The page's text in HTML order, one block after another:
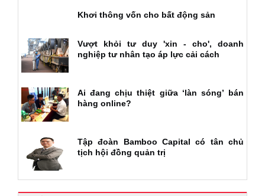
Khơi thông vốn cho bất động sản
Vượt khỏi tư duy 'xin - cho', doanh
nghiệp tư nhân tạo áp lực cải cách
Ai đang chịu thiệt giữa ‘làn sóng’ bán
hàng online?
Tập đoàn Bamboo Capital có tân chủ
tịch hội đồng quản trị